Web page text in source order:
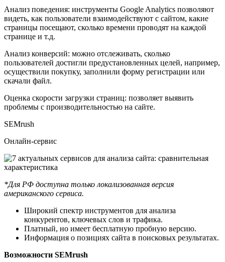
Анализ поведения: инструменты Google Analytics позволяют
видеть, как пользователи взаимодействуют с сайтом, какие
страницы посещают, сколько времени проводят на каждой
странице и т.д.
Анализ конверсий: можно отслеживать, сколько
пользователей достигли предустановленных целей, например,
осуществили покупку, заполнили форму регистрации или
скачали файл.
Оценка скорости загрузки страниц: позволяет выявить
проблемы с производительностью на сайте.
SEMrush
Онлайн-сервис
*Для РФ доступна только локализованная версия
американского сервиса.
Широкий спектр инструментов для анализа
конкурентов, ключевых слов и трафика.
Платный, но имеет бесплатную пробную версию.
Информация о позициях сайта в поисковых результатах.
Возможности SEMrush